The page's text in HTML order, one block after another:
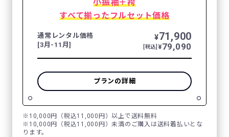
小振袖＋袴
すべて揃ったフルセット価格
通常レンタル価格
[3月-11月]
¥71,900
[税込] ¥79,090
プランの詳細
※10,000円（税込11,000円）以上で送料無料
※10,000円（税込11,000円）未満のご購入は送料着払いとな
ります。